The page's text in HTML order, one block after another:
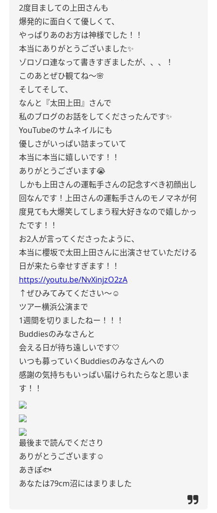
2度目ましての上田さんも
爆発的に面白くて優しくて、
やっぱりあのお方は神様でした！！
本当にありがとうございました✨
ゾロゾロ連なって書きすぎましたが、、、！
このあとぜひ観てね〜🌸
そしてそして、
なんと『太田上田』さんで
私のブログのお話をしてくださったんです✨
YouTubeのサムネイルにも
優しさがいっぱい詰まっていて
本当に本当に嬉しいです！！
ありがとうございます😭
しかも上田さんの運転手さんの記念すべき初顔出し
回なんです！上田さんの運転手さんのモノマネが何
度見ても大爆笑してしまう程大好きなので嬉しかっ
たです！！
お2人が言ってくださったように、
本当に櫻坂で太田上田さんに出演させていただける
日が来たら幸せすぎます！！
https://youtu.be/NvXinjzO2zA
↑ぜひみてみてください〜☺️
ツアー横浜公演まで
1週間を切りましたねー！！！
Buddiesのみなさんと
会える日が待ち遠しいです🤍
いつも募っていくBuddiesのみなさんへの
感謝の気持ちもいっぱい届けられたらなと思いま
す！！
最後まで読んでくださり
ありがとうございます☺︎
あきぽ🐟
あなたは79cm沼にはまりました